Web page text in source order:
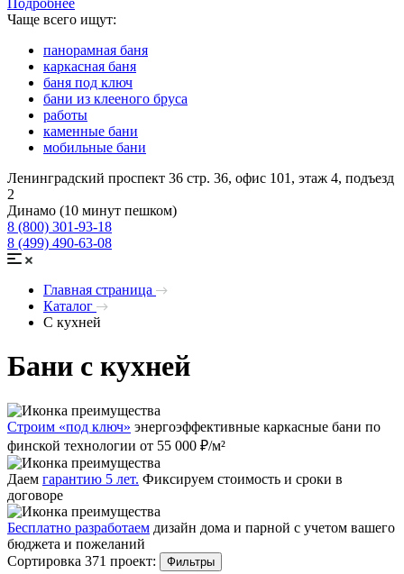
Чаще всего ищут:
панорамная баня
каркасная баня
баня под ключ
бани из клееного бруса
работы
каменные бани
мобильные бани
Ленинградский проспект 36 стр. 36, офис 101, этаж 4, подъезд
2
Динамо (10 минут пешком)
8 (800) 301-93-18
8 (499) 490-63-08
Главная страница
Каталог
С кухней
Бани с кухней
Строим «под ключ» энергоэффективные каркасные бани по
финской технологии от 55 000 ₽/м²
Даем гарантию 5 лет. Фиксируем стоимость и сроки в
договоре
Бесплатно разработаем дизайн дома и парной с учетом вашего
бюджета и пожеланий
Сортировка 371 проект:
Фильтры